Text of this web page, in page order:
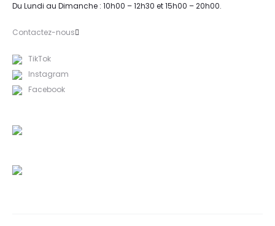
Du Lundi au Dimanche : 10h00 – 12h30 et 15h00 – 20h00.
Contactez-nous
TikTok
Instagram
Facebook